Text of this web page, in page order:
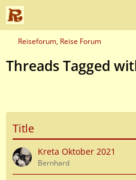
Reiseforum, Reise Forum
Threads Tagged
Title
Kreta Oktober 2021
Bernhard